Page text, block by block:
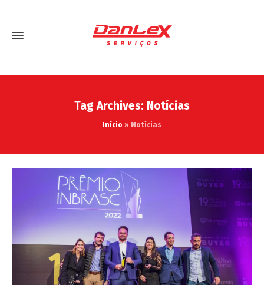
Tag Archives: Notícias
Início » Notícias